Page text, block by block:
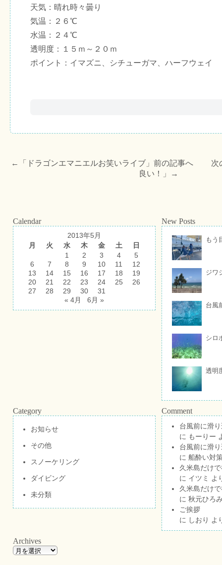
天気：晴れ時々曇り
気温：２６℃
水温：２４℃
透明度：１５ｍ～２０ｍ
ポイント：イマズニ、シチューガマ、ハーフウェイ
←「 ドラゴンエマニエルお笑いライブ 」前の記事へ 次
良い！
」→
Calendar
2013年5月
月
火 水 木 金 土
日
1
2 3 4
5
6
7 8 9 10 11
12
13
14 15 16 17 18
19
20
21 22 23 24 25
26
27
28 29 30
31
« 4月
6月 »
New Posts
もう
ジワ
台風
シロ
透明
Category
お知らせ
その他
スノーケリング
ダイビング
未分類
Comment
台風前に滑
に もーりー
台風前に滑
に 船酔い対
久米島だけ
に イツミ
よ
久米島だけ
に 秋元ひろ
ご挨拶
に しおり よ
Archives